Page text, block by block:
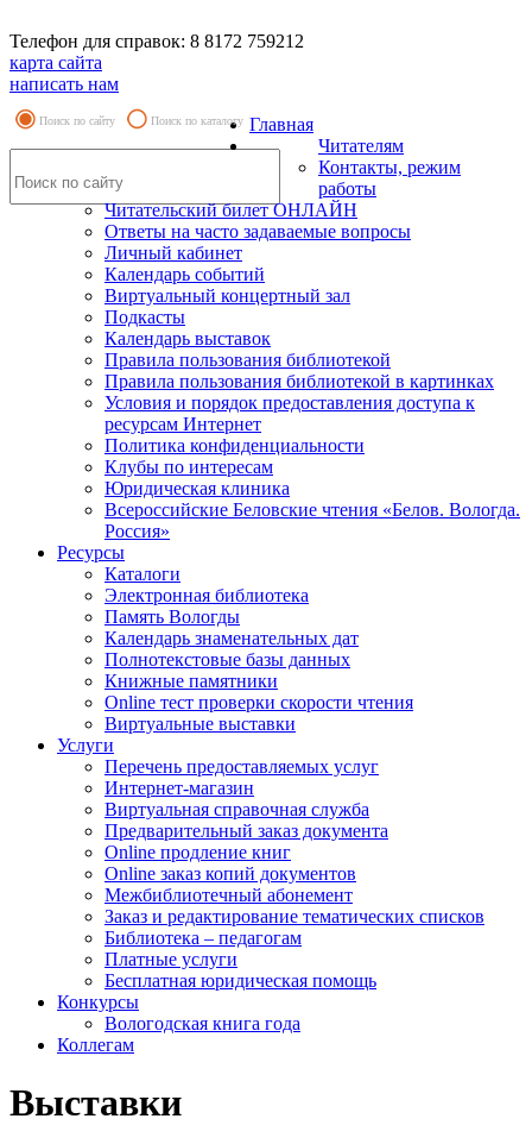
Телефон для справок: 8 8172 759212
карта сайта
написать нам
Поиск по сайту Поиск по каталогу Главная
Читателям
Контакты, режим
работы
Читательский билет ОНЛАЙН
Ответы на часто задаваемые вопросы
Личный кабинет
Календарь событий
Виртуальный концертный зал
Подкасты
Календарь выставок
Правила пользования библиотекой
Правила пользования библиотекой в картинках
Условия и порядок предоставления доступа к
ресурсам Интернет
Политика конфиденциальности
Клубы по интересам
Юридическая клиника
Всероссийские Беловские чтения «Белов. Вологда.
Россия»
Ресурсы
Каталоги
Электронная библиотека
Память Вологды
Календарь знаменательных дат
Полнотекстовые базы данных
Книжные памятники
Online тест проверки скорости чтения
Виртуальные выставки
Услуги
Перечень предоставляемых услуг
Интернет-магазин
Виртуальная справочная служба
Предварительный заказ документа
Online продление книг
Online заказ копий документов
Межбиблиотечный абонемент
Заказ и редактирование тематических списков
Библиотека – педагогам
Платные услуги
Бесплатная юридическая помощь
Конкурсы
Вологодская книга года
Коллегам
Выставки